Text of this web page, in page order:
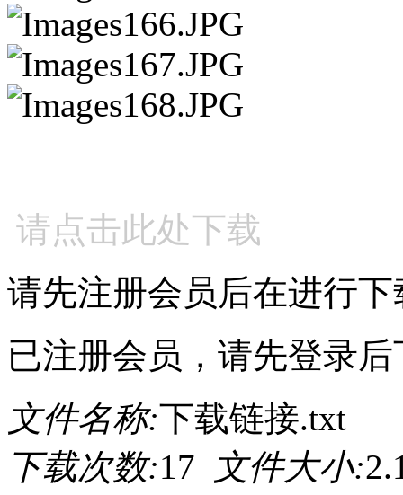
请点击此处下载
请先注册会员后在进行下
已注册会员，请先登录后
文件名称:下载链接.txt
下载次数:17 文件大小: